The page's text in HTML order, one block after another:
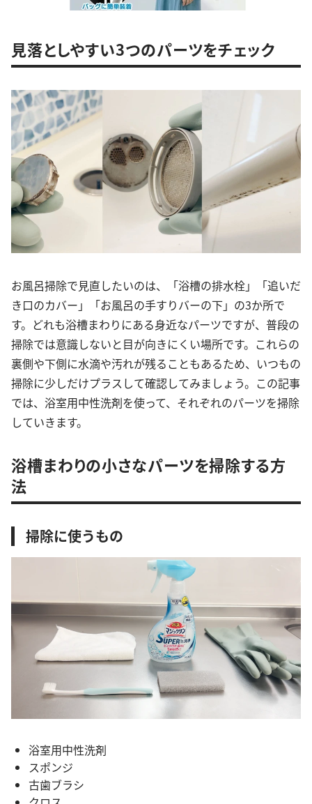
見落としやすい3つのパーツをチェック
お風呂掃除で見直したいのは、「浴槽の排水栓」「追いだ
き口のカバー」「お風呂の手すりバーの下」の3か所で
す。どれも浴槽まわりにある身近なパーツですが、普段の
掃除では意識しないと目が向きにくい場所です。これらの
裏側や下側に水滴や汚れが残ることもあるため、いつもの
掃除に少しだけプラスして確認してみましょう。この記事
では、浴室用中性洗剤を使って、それぞれのパーツを掃除
していきます。
浴槽まわりの小さなパーツを掃除する方
法
掃除に使うもの
浴室用中性洗剤
スポンジ
古歯ブラシ